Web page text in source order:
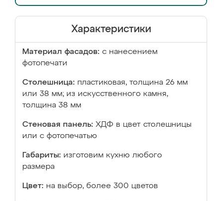
Характеристики
Материал фасадов: с нанесением
фотопечати
Столешница: пластиковая, толщина 26 мм
или 38 мм; из искусственного камня,
толщина 38 мм
Стеновая панель: ХДФ в цвет столешницы
или с фотопечатью
Габариты: изготовим кухню любого
размера
Цвет: на выбор, более 300 цветов